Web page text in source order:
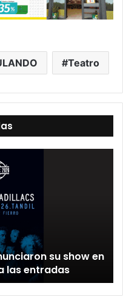
Teatro
su show en
las entradas